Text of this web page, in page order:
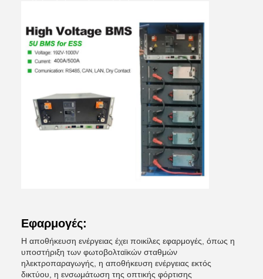
Εφαρμογές:
Η αποθήκευση ενέργειας έχει ποικίλες εφαρμογές, όπως η
υποστήριξη των φωτοβολταϊκών σταθμών
ηλεκτροπαραγωγής, η αποθήκευση ενέργειας εκτός
δικτύου, η ενσωμάτωση της οπτικής φόρτισης